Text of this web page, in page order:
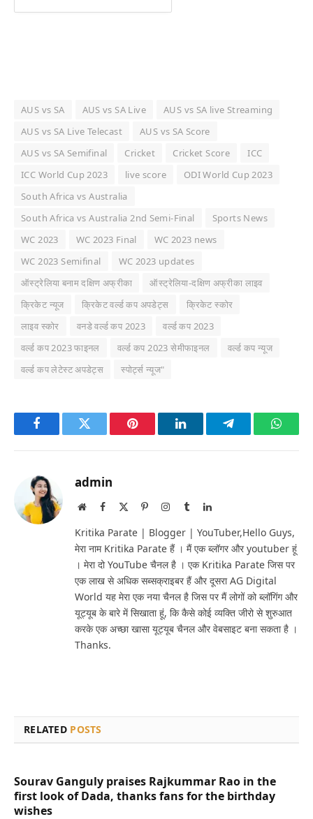
AUS vs SA AUS vs SA Live
AUS vs SA live Streaming
AUS vs SA Live Telecast
AUS vs SA Score
AUS vs SA Semifinal
Cricket Cricket Score
ICC
ICC World Cup 2023
live score
ODI World Cup 2023
South Africa vs Australia
South Africa vs Australia 2nd Semi-Final
Sports News
WC 2023
WC 2023 Final
WC 2023 news
WC 2023 Semifinal
WC 2023 updates
ऑस्ट्रेलिया बनाम दक्षिण अफ्रीका
ऑस्ट्रेलिया-दक्षिण अफ्रीका लाइव
क्रिकेट न्यूज
क्रिकेट वर्ल्ड कप अपडेट्स
क्रिकेट स्कोर
लाइव स्कोर
वनडे वर्ल्ड कप 2023
वर्ल्ड कप 2023
वर्ल्ड कप 2023 फाइनल
वर्ल्ड कप 2023 सेमीफाइनल
वर्ल्ड कप न्यूज
वर्ल्ड कप लेटेस्ट अपडेट्स
स्पोर्ट्स न्यूज"
FacebookTwitter Pinterest LinkedInTelegram
admin
WebsiteFacebook PinterestInstagram
TumblrLinkedIn
Kritika Parate | Blogger | YouTuber,Hello Guys,
मेरा नाम Kritika Parate हैं । मैं एक ब्लॉगर और youtuber हूं
। मेरा दो YouTube चैनल है । एक Kritika Parate जिस पर
एक लाख से अधिक सब्सक्राइबर हैं और दूसरा AG Digital
World यह मेरा एक नया चैनल है जिस पर मैं लोगों को ब्लॉगिंग और
यूट्यूब के बारे में सिखाता हूं, कि कैसे कोई व्यक्ति जीरो से शुरुआत
करके एक अच्छा खासा यूट्यूब चैनल और वेबसाइट बना सकता है ।
Thanks.
RELATED POSTS
Sourav Ganguly praises Rajkummar Rao in the
first look of Dada, thanks fans for the birthday
wishes